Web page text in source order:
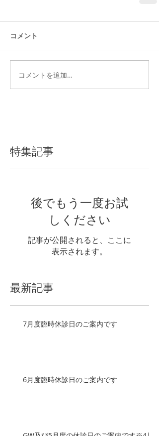
コメント
コメントを追加…
特集記事
後でもう一度お試
しください
記事が公開されると、ここに
表示されます。
最新記事
7月度臨時休診日のご案内です
6月度臨時休診日のご案内です